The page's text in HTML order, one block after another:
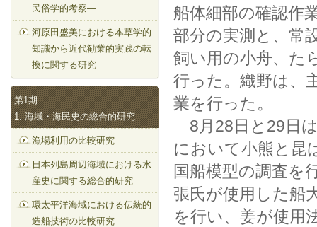
船体細部の確認作
部分の実測と、常
飼い用の小舟、た
行った。織野は、
業を行った。
8月28日と29日
において小熊と昆
国船模型の調査を
張氏が使用した船
を行い、姜が使用
民俗学的考察—
河原田盛美における本草学的
知識から近代勧業的実践の転
換に関する研究
第1期
1. 海域・海民史の総合的研究
漁場利用の比較研究
日本列島周辺海域における水
産史に関する総合的研究
環太平洋海域における伝統的
造船技術の比較研究